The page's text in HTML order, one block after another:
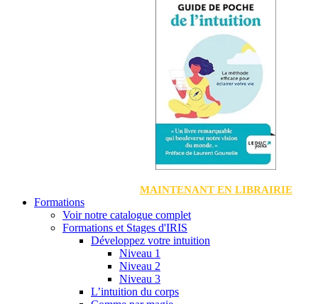
MAINTENANT EN LIBRAIRIE
Formations
Voir notre catalogue complet
Formations et Stages d'IRIS
Développez votre intuition
Niveau 1
Niveau 2
Niveau 3
L’intuition du corps